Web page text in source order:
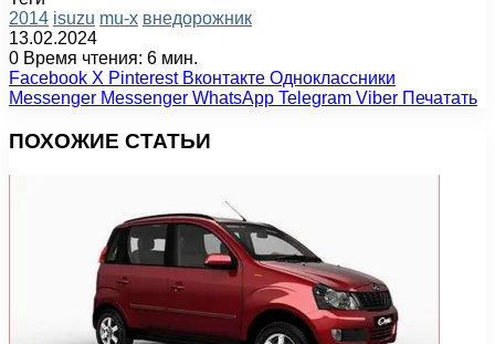
2014 isuzu mu-x внедорожник
13.02.2024
0 Время чтения: 6 мин.
Facebook X Pinterest Вконтакте Одноклассники
Messenger Messenger WhatsApp Telegram Viber Печатать
ПОХОЖИЕ СТАТЬИ